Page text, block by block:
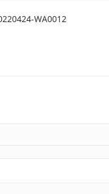
BISA MENJADI HALAL